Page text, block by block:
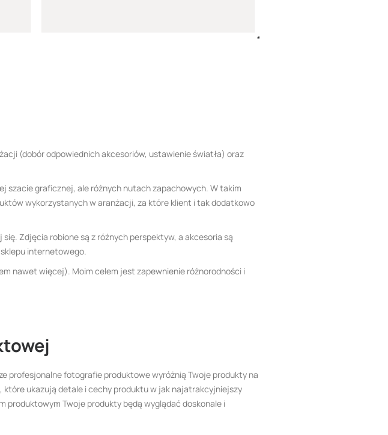
(dobór odpowiednich akcesoriów, ustawienie światła) oraz
szacie graficznej, ale różnych nutach zapachowych. W takim
wykorzystanych w aranżacji, za które klient i tak dodatkowo
Zdjęcia robione są z różnych perspektyw, a akcesoria są
internetowego.
nawet więcej). Moim celem jest zapewnienie różnorodności i
profesjonalne fotografie produktowe wyróżnią Twoje produkty na
ukazują detale i cechy produktu w jak najatrakcyjniejszy
produktowym Twoje produkty będą wyglądać doskonale i